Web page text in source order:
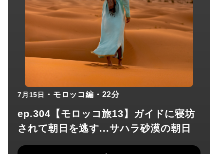
7月15日 ・モロッコ編 ・22分
ep.304【モロッコ旅13】ガイドに寝坊
されて朝日を逃す...サハラ砂漠の朝日